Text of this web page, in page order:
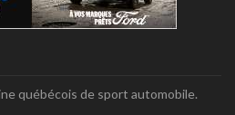
québécois de sport automobile.